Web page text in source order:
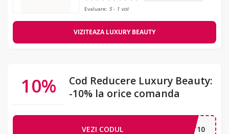
Evaluare: 5- 1 vot
VIZITEAZA LUXURY BEAUTY
10%
Cod Reducere Luxury Beauty:
-10% la orice comanda
VEZI CODUL RTBOOST10